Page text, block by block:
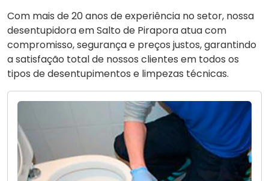
Com mais de 20 anos de experiência no setor, nossa
desentupidora em Salto de Pirapora atua com
compromisso, segurança e preços justos, garantindo
a satisfação total de nossos clientes em todos os
tipos de desentupimentos e limpezas técnicas.